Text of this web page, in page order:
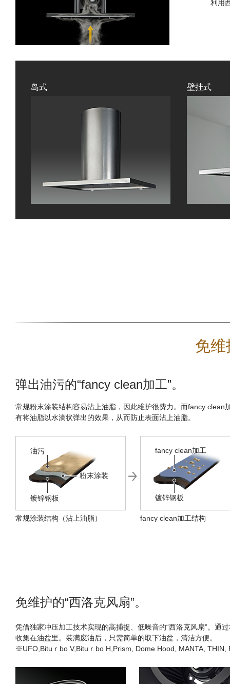
利用
岛式 壁挂式
免维
弹出油污的“fancy clean加工”。
常规粉末涂装结构容易沾上油脂，因此维护很费力。而fancy clean
有将油脂以水滴状弹出的效果，从而防止表面沾上油脂。
油污
粉末涂装
镀锌钢板
常规涂装结构（沾上油脂）
fancy clean加工
镀锌钢板
fancy clean加工结构
免维护的“西洛克风扇”。
凭借独家冲压加工技术实现的高捕捉、低噪音的“西洛克风扇”。
收集在油盆里。装满废油后，只需简单的取下油盆，清洁方便。
※UFO,Bituｒbo V,Bituｒbo H,Prism, Dome Hood, MANTA, THIN,